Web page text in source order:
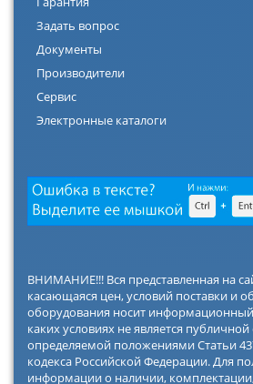
Задать вопрос
Документы
Производители
Сервис
Электронные каталоги
ВНИМАНИЕ!!! Вся представленная на
касающаяся цен, условий поставки и
оборудования носит
каких условиях не является
определяемой положениями Статьи
кодекса Российской Федерации. Для
информации о наличии,